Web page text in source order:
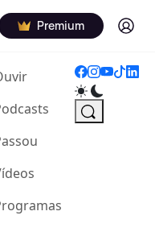
Premium Log in
(current)